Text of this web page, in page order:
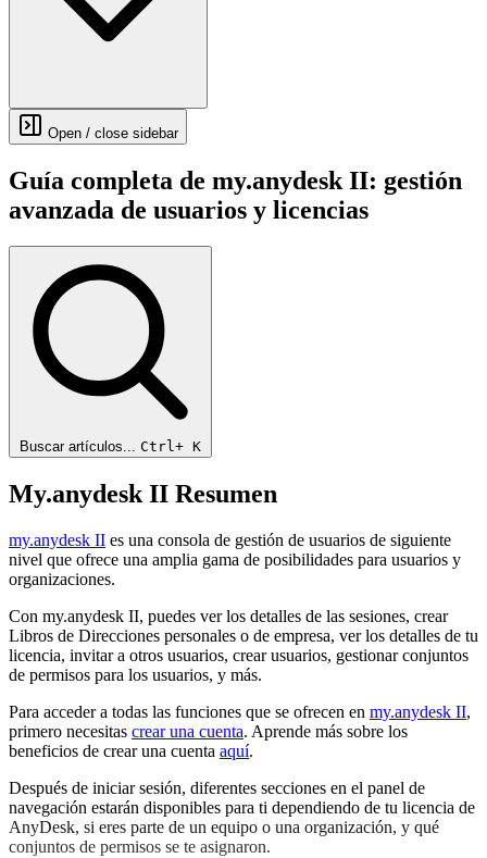
Open / close sidebar
Guía completa de my.anydesk II: gestión
avanzada de usuarios y licencias
Buscar artículos... Ctrl+ K
My.anydesk II Resumen
my.anydesk II es una consola de gestión de usuarios de siguiente
nivel que ofrece una amplia gama de posibilidades para usuarios y
organizaciones.
Con my.anydesk II, puedes ver los detalles de las sesiones, crear
Libros de Direcciones personales o de empresa, ver los detalles de tu
licencia, invitar a otros usuarios, crear usuarios, gestionar conjuntos
de permisos para los usuarios, y más.
Para acceder a todas las funciones que se ofrecen en my.anydesk II,
primero necesitas crear una cuenta. Aprende más sobre los
beneficios de crear una cuenta aquí.
Después de iniciar sesión, diferentes secciones en el panel de
navegación estarán disponibles para ti dependiendo de tu licencia de
AnyDesk, si eres parte de un equipo o una organización, y qué
conjuntos de permisos se te asignaron.